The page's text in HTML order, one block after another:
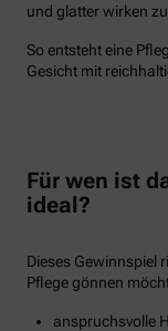
und glatter wirken zu
So entsteht eine
Gesicht mit
Für wen ist
ideal?
Dieses Gewinnspiel
Pflege gönnen
anspruchsvolle